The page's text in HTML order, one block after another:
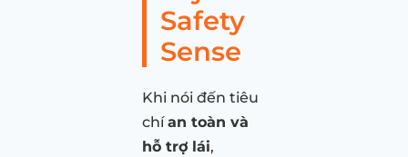
Safety
Sense
Khi nói đến tiêu
chían toàn và
hỗ trợ lái,